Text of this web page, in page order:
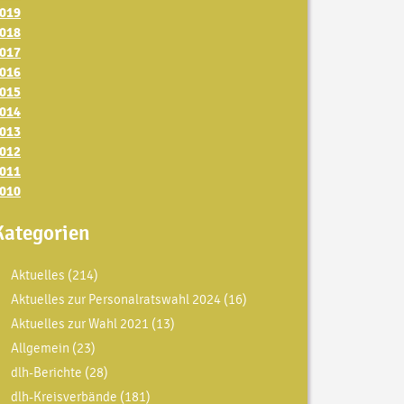
Aktuelles (214)
Aktuelles zur Personalratswahl 2024 (16)
Aktuelles zur Wahl 2021 (13)
Allgemein (23)
dlh-Berichte (28)
dlh-Kreisverbände (181)